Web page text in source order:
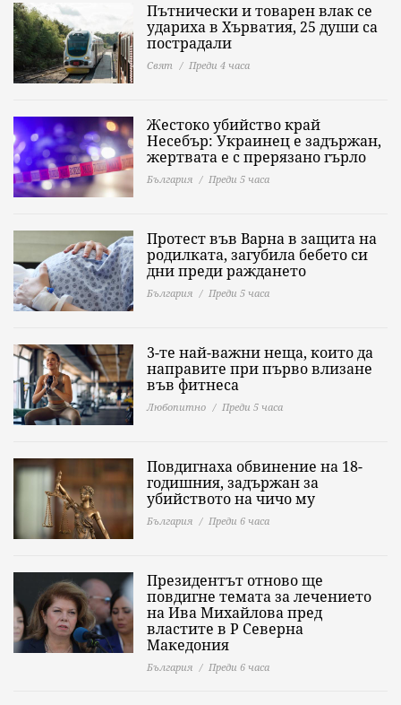
Пътнически и товарен влак се
удариха в Хърватия, 25 души са
пострадали
Свят Преди 4 часа
Жестоко убийство край
Несебър: Украинец е задържан,
жертвата е с прерязано гърло
България Преди 5 часа
Протест във Варна в защита на
родилката, загубила бебето си
дни преди раждането
България Преди 5 часа
3-те най-важни неща, които да
направите при първо влизане
във фитнеса
Любопитно Преди 5 часа
Повдигнаха обвинение на 18-
годишния, задържан за
убийството на чичо му
България Преди 6 часа
Президентът отново ще
повдигне темата за лечението
на Ива Михайлова пред
властите в Р Северна
Македония
България Преди 6 часа